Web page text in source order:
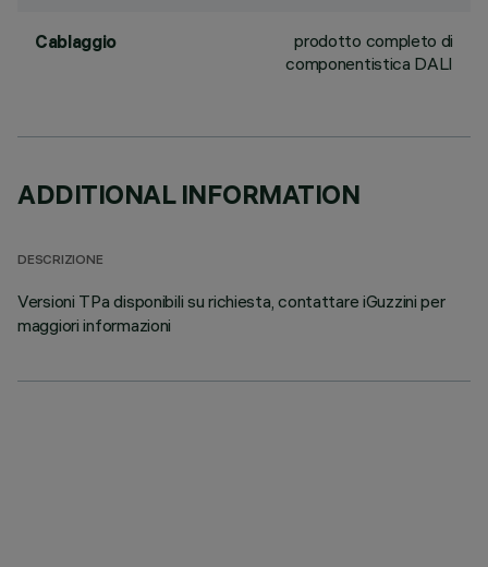
Cablaggio
prodotto completo di
componentistica DALI
ADDITIONAL INFORMATION
DESCRIZIONE
Versioni TPa disponibili su richiesta, contattare iGuzzini per
maggiori informazioni